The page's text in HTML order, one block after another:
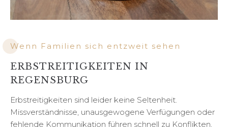
Wenn Familien sich entzweit sehen
ERBSTREITIGKEITEN IN
REGENSBURG
Erbstreitigkeiten sind leider keine Seltenheit.
Missverständnisse, unausgewogene Verfügungen oder
fehlende Kommunikation führen schnell zu Konflikten,